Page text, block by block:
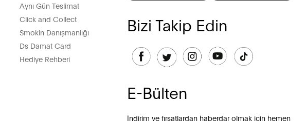
Aynı Gün Teslimat
Click and Collect
Smokin Danışmanlığı
Ds Damat Card
Hediye Rehberi
Bizi Takip Edin
E-Bülten
İndirim ve fırsatlardan haberdar olmak için hemen